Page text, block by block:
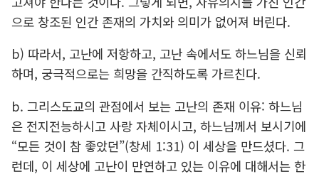
으로 창조된 인간 존재의 가치와 의미가 없어져 버린다.
b) 따라서, 고난에 저항하고, 고난 속에서도 하느님을 신뢰
하며, 궁극적으로는 희망을 간직하도록 가르친다.
b. 그리스도교의 관점에서 보는 고난의 존재 이유: 하느님
은 전지전능하시고 사랑 자체이시고, 하느님께서 보시기에
“모든 것이 참 좋았던”(창세 1:31) 이 세상을 만드셨다. 그
런데, 이 세상에 고난이 만연하고 있는 이유에 대해서는 한